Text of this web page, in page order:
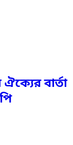
বার্তা